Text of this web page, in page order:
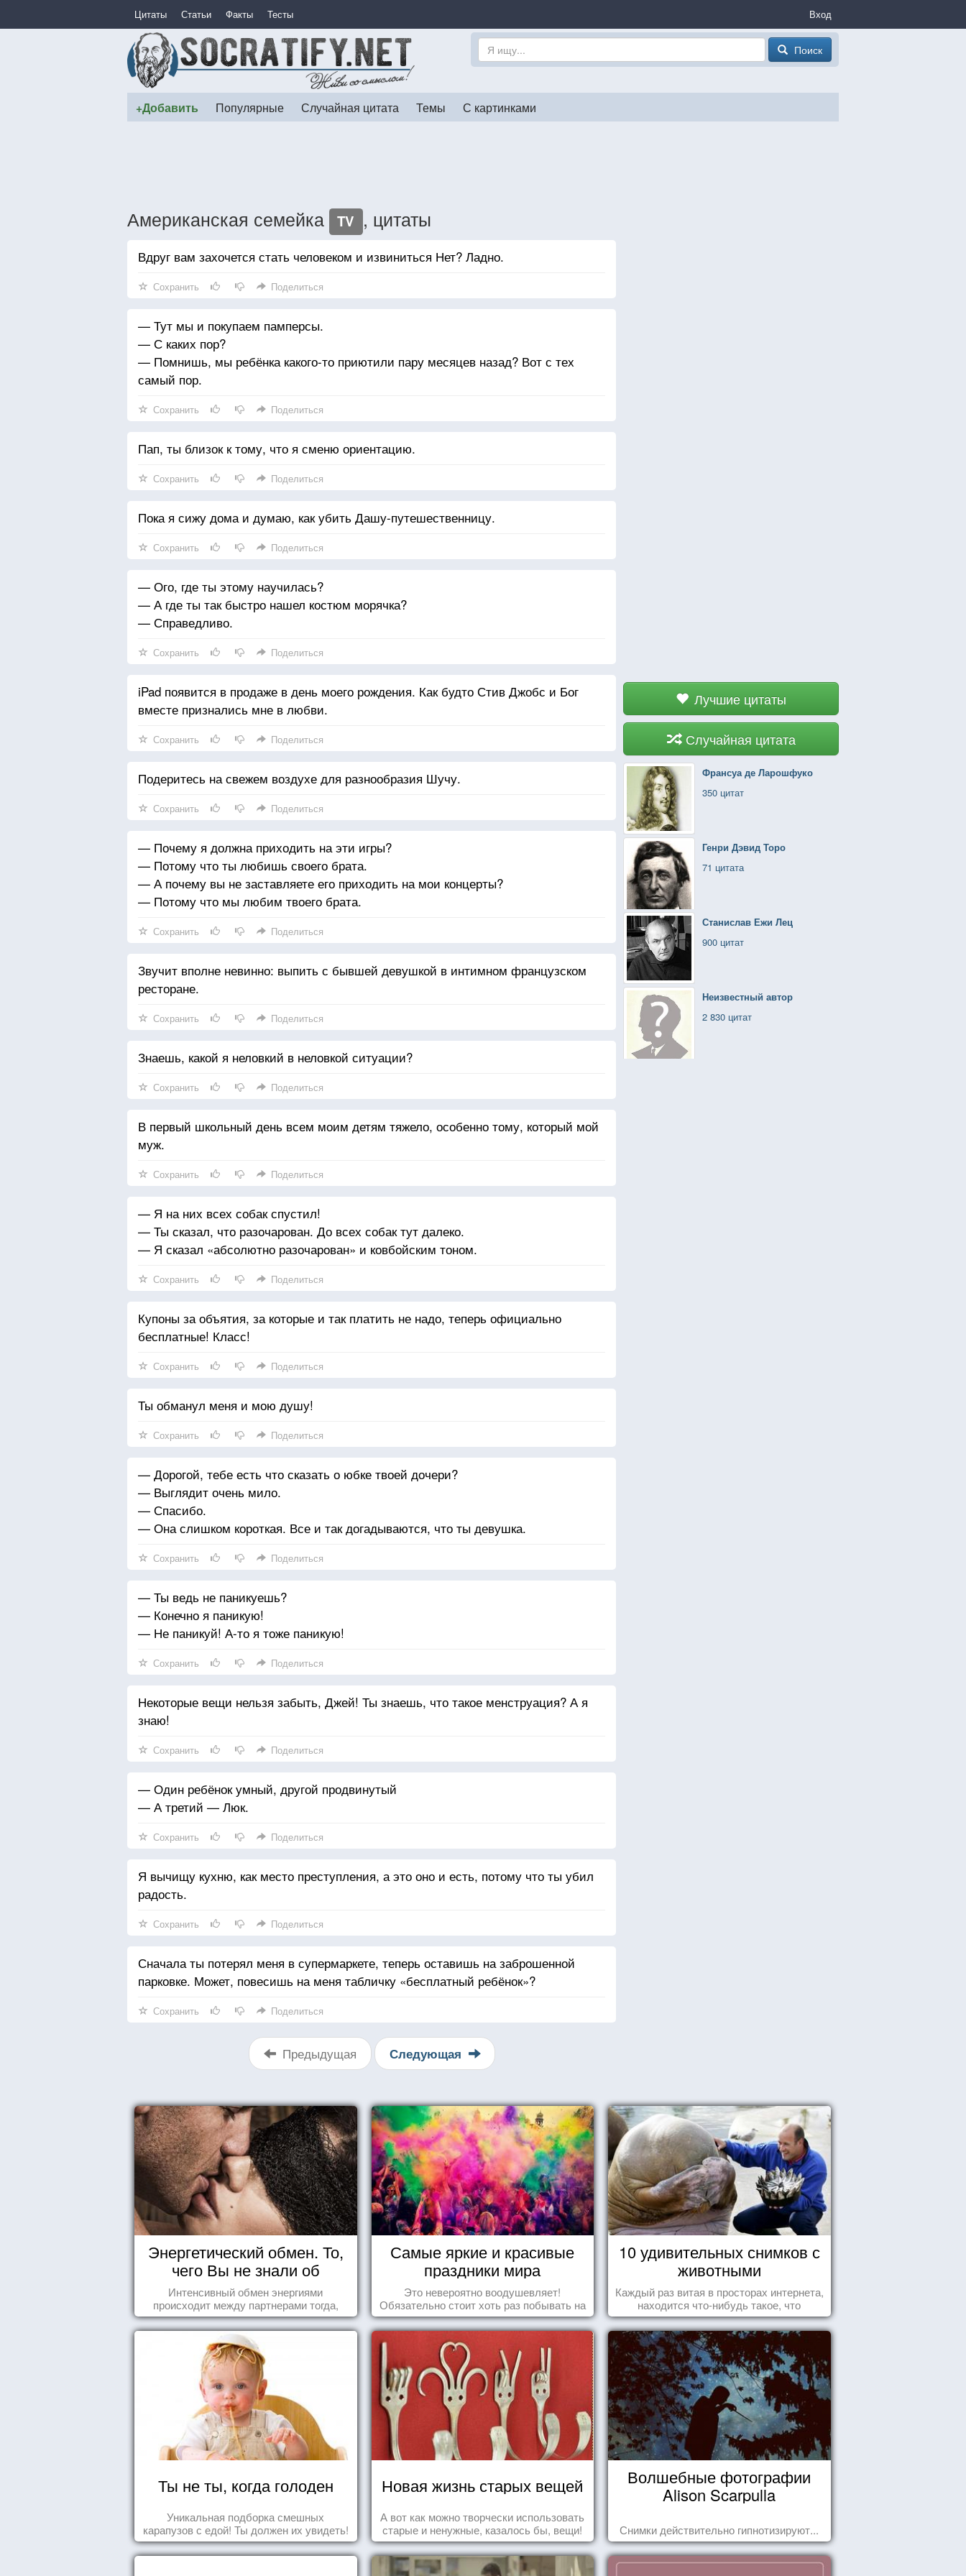
Цитаты Статьи Факты Тесты Вход
Поиск
+Добавить Популярные Случайная цитата Темы С картинками
Американская семейка TV , цитаты
Лучшие цитаты
Случайная цитата
Франсуа де Ларошфуко
350 цитат
Генри Дэвид Торо
71 цитата
Станислав Ежи Лец
900 цитат
Неизвестный автор
2 830 цитат
Вдруг вам захочется стать человеком и извиниться Нет? Ладно.
Сохранить Поделиться
— Тут мы и покупаем памперсы.
— С каких пор?
— Помнишь, мы ребёнка какого-то приютили пару месяцев назад? Вот с тех
самый пор.
Сохранить Поделиться
Пап, ты близок к тому, что я сменю ориентацию.
Сохранить Поделиться
Пока я сижу дома и думаю, как убить Дашу-путешественницу.
Сохранить Поделиться
— Ого, где ты этому научилась?
— А где ты так быстро нашел костюм морячка?
— Справедливо.
Сохранить Поделиться
iPad появится в продаже в день моего рождения. Как будто Стив Джобс и Бог
вместе признались мне в любви.
Сохранить Поделиться
Подеритесь на свежем воздухе для разнообразия Шучу.
Сохранить Поделиться
— Почему я должна приходить на эти игры?
— Потому что ты любишь своего брата.
— А почему вы не заставляете его приходить на мои концерты?
— Потому что мы любим твоего брата.
Сохранить Поделиться
Звучит вполне невинно: выпить с бывшей девушкой в интимном французском
ресторане.
Сохранить Поделиться
Знаешь, какой я неловкий в неловкой ситуации?
Сохранить Поделиться
В первый школьный день всем моим детям тяжело, особенно тому, который мой
муж.
Сохранить Поделиться
— Я на них всех собак спустил!
— Ты сказал, что разочарован. До всех собак тут далеко.
— Я сказал «абсолютно разочарован» и ковбойским тоном.
Сохранить Поделиться
Купоны за объятия, за которые и так платить не надо, теперь официально
бесплатные! Класс!
Сохранить Поделиться
Ты обманул меня и мою душу!
Сохранить Поделиться
— Дорогой, тебе есть что сказать о юбке твоей дочери?
— Выглядит очень мило.
— Спасибо.
— Она слишком короткая. Все и так догадываются, что ты девушка.
Сохранить Поделиться
— Ты ведь не паникуешь?
— Конечно я паникую!
— Не паникуй! А-то я тоже паникую!
Сохранить Поделиться
Некоторые вещи нельзя забыть, Джей! Ты знаешь, что такое менструация? А я
знаю!
Сохранить Поделиться
— Один ребёнок умный, другой продвинутый
— А третий — Люк.
Сохранить Поделиться
Я вычищу кухню, как место преступления, а это оно и есть, потому что ты убил
радость.
Сохранить Поделиться
Сначала ты потерял меня в супермаркете, теперь оставишь на заброшенной
парковке. Может, повесишь на меня табличку «бесплатный ребёнок»?
Сохранить Поделиться
Предыдущая Следующая
Энергетический обмен. То,
чего Вы не знали об
отношениях
Интенсивный обмен энергиями
происходит между партнерами тогда,
когда они испытывают симпатию друг к
другу...
Самые яркие и красивые
праздники мира
Это невероятно воодушевляет!
Обязательно стоит хоть раз побывать на
подобных мероприятиях и получить
массу впечатлений!
10 удивительных снимков с
животными
Каждый раз витая в просторах интернета,
находится что-нибудь такое, что
заставляет улыбнуться, удивиться,
восхититься...
Ты не ты, когда голоден
Уникальная подборка смешных
карапузов с едой! Ты должен их увидеть!
Новая жизнь старых вещей
А вот как можно творчески использовать
старые и ненужные, казалось бы, вещи!
Волшебные фотографии
Alison Scarpulla
Снимки действительно гипнотизируют...